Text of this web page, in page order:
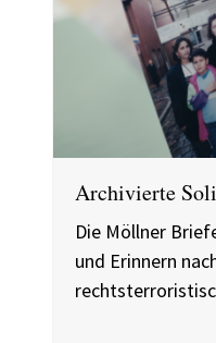
Archivierte
Die Möllner
und Erinnern